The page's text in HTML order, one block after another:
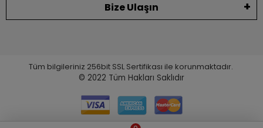
Bize Ulaşın
Tüm bilgileriniz 256bit SSL Sertifikası ile korunmaktadır.
© 2022 Tüm Hakları Saklıdır